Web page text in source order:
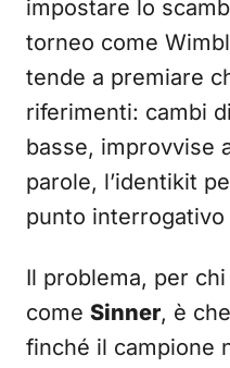
impostare lo
torneo come
tende a premiare
riferimenti: cambi
basse, improvvise
parole, l’identikit
punto
Il problema, per
come Sinner, è
finché il campione